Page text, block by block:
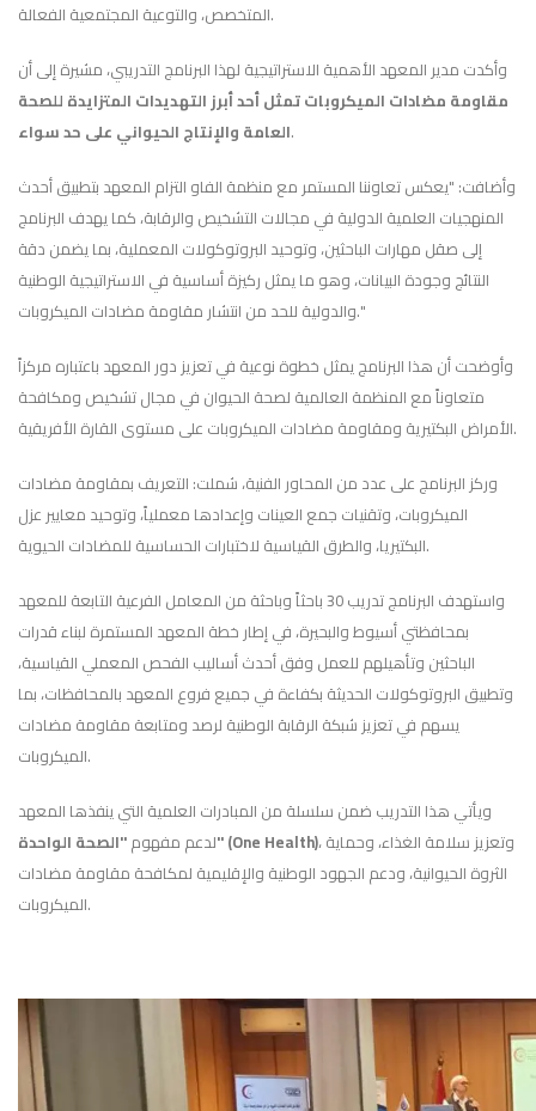
المتخصص، والتوعية المجتمعية الفعالة.
وأكدت مدير المعهد الأهمية الاستراتيجية لهذا البرنامج التدريبي، مشيرة إلى أن
مقاومة مضادات الميكروبات تمثل أحد أبرز التهديدات المتزايدة للصحة
العامة والإنتاج الحيواني على حد سواء.
وأضافت: "يعكس تعاوننا المستمر مع منظمة الفاو التزام المعهد بتطبيق أحدث
المنهجيات العلمية الدولية في مجالات التشخيص والرقابة، كما يهدف البرنامج
إلى صقل مهارات الباحثين، وتوحيد البروتوكولات المعملية، بما يضمن دقة
النتائج وجودة البيانات، وهو ما يمثل ركيزة أساسية في الاستراتيجية الوطنية
والدولية للحد من انتشار مقاومة مضادات الميكروبات."
وأوضحت أن هذا البرنامج يمثل خطوة نوعية في تعزيز دور المعهد باعتباره مركزاً
متعاوناً مع المنظمة العالمية لصحة الحيوان في مجال تشخيص ومكافحة
الأمراض البكتيرية ومقاومة مضادات الميكروبات على مستوى القارة الأفريقية.
وركز البرنامج على عدد من المحاور الفنية، شملت: التعريف بمقاومة مضادات
الميكروبات، وتقنيات جمع العينات وإعدادها معملياً، وتوحيد معايير عزل
البكتيريا، والطرق القياسية لاختبارات الحساسية للمضادات الحيوية.
واستهدف البرنامج تدريب 30 باحثاً وباحثة من المعامل الفرعية التابعة للمعهد
بمحافظتي أسيوط والبحيرة، في إطار خطة المعهد المستمرة لبناء قدرات
الباحثين وتأهيلهم للعمل وفق أحدث أساليب الفحص المعملي القياسية،
وتطبيق البروتوكولات الحديثة بكفاءة في جميع فروع المعهد بالمحافظات، بما
يسهم في تعزيز شبكة الرقابة الوطنية لرصد ومتابعة مقاومة مضادات
الميكروبات.
ويأتي هذا التدريب ضمن سلسلة من المبادرات العلمية التي ينفذها المعهد
لدعم مفهوم"الصحة الواحدة" (One Health)، وتعزيز سلامة الغذاء، وحماية
الثروة الحيوانية، ودعم الجهود الوطنية والإقليمية لمكافحة مقاومة مضادات
الميكروبات.